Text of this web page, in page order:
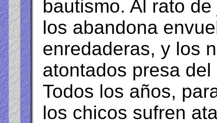
bautismo. Al rato
los abandona
enredaderas, y los
atontados presa
Todos los años,
los chicos sufren